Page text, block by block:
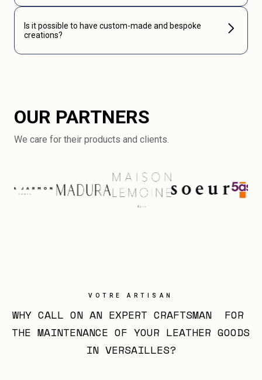
Is it possible to have custom-made and bespoke
creations?
OUR PARTNERS
We care for their products and clients.
VOTRE ARTISAN
WHY CALL ON AN EXPERT CRAFTSMAN  FOR
THE MAINTENANCE OF YOUR LEATHER GOODS
IN VERSAILLES?